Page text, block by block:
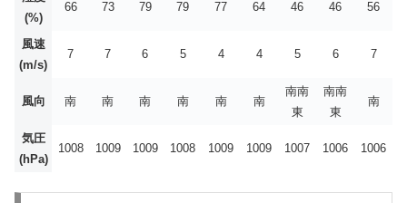
(%)
66 73 79 79 77 64 46 46 56
風速
(m/s)
7 7 6 5 4 4 5 6 7
風向 南 南 南 南 南 南
南南
東
南南
東
南
気圧
(hPa)
1008 1009 1009 1008 1009 1009 1007 1006 1006